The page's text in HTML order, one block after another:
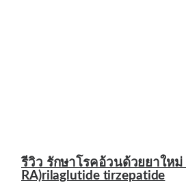
รีวิว รักษาโรคอ้วนด้วยยาใหม่
RA)rilaglutide tirzepatide